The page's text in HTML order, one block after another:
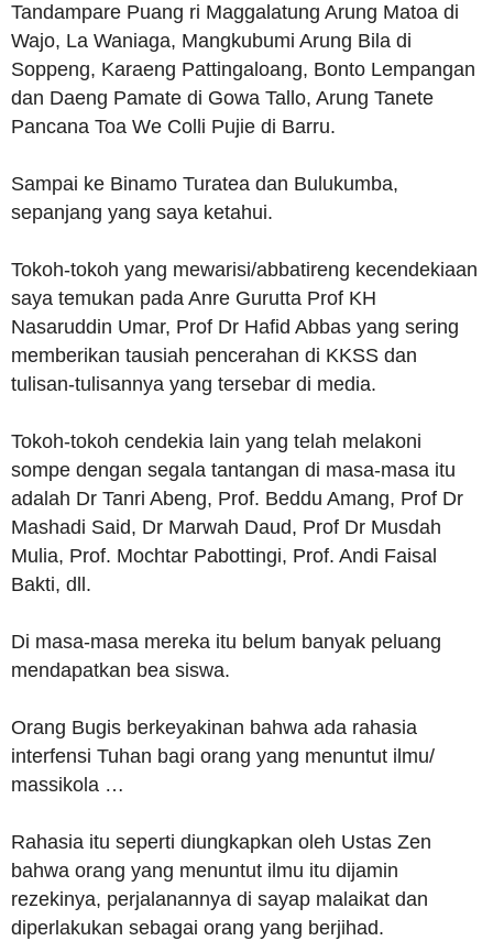
Tandampare Puang ri Maggalatung Arung Matoa di
Wajo, La Waniaga, Mangkubumi Arung Bila di
Soppeng, Karaeng Pattingaloang, Bonto Lempangan
dan Daeng Pamate di Gowa Tallo, Arung Tanete
Pancana Toa We Colli Pujie di Barru.
Sampai ke Binamo Turatea dan Bulukumba,
sepanjang yang saya ketahui.
Tokoh-tokoh yang mewarisi/abbatireng kecendekiaan
saya temukan pada Anre Gurutta Prof KH
Nasaruddin Umar, Prof Dr Hafid Abbas yang sering
memberikan tausiah pencerahan di KKSS dan
tulisan-tulisannya yang tersebar di media.
Tokoh-tokoh cendekia lain yang telah melakoni
sompe dengan segala tantangan di masa-masa itu
adalah Dr Tanri Abeng, Prof. Beddu Amang, Prof Dr
Mashadi Said, Dr Marwah Daud, Prof Dr Musdah
Mulia, Prof. Mochtar Pabottingi, Prof. Andi Faisal
Bakti, dll.
Di masa-masa mereka itu belum banyak peluang
mendapatkan bea siswa.
Orang Bugis berkeyakinan bahwa ada rahasia
interfensi Tuhan bagi orang yang menuntut ilmu/
massikola …
Rahasia itu seperti diungkapkan oleh Ustas Zen
bahwa orang yang menuntut ilmu itu dijamin
rezekinya, perjalanannya di sayap malaikat dan
diperlakukan sebagai orang yang berjihad.